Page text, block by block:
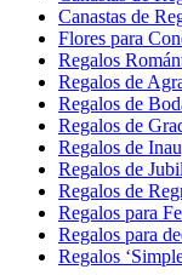
Canastas de
Flores para
Regalos
Regalos de
Regalos de
Regalos de
Regalos de
Regalos de
Regalos de
Regalos para
Regalos para
Regalos